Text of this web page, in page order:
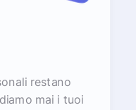
restano
mai i tuoi